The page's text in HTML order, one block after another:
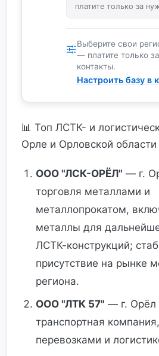
платите только за
Выберите свои
— платите только
контакты.
Настроить базу в
📊 Топ ЛСТК- и
Орле и Орловской области
ООО "ЛСК-ОРЁЛ" — г.
торговля металлами и
металлопрокатом,
металлы для
ЛСТК-конструкций;
присутствие на рынке
региона.
ООО "ЛТК 57" — г. Орёл
транспортная
перевозками и